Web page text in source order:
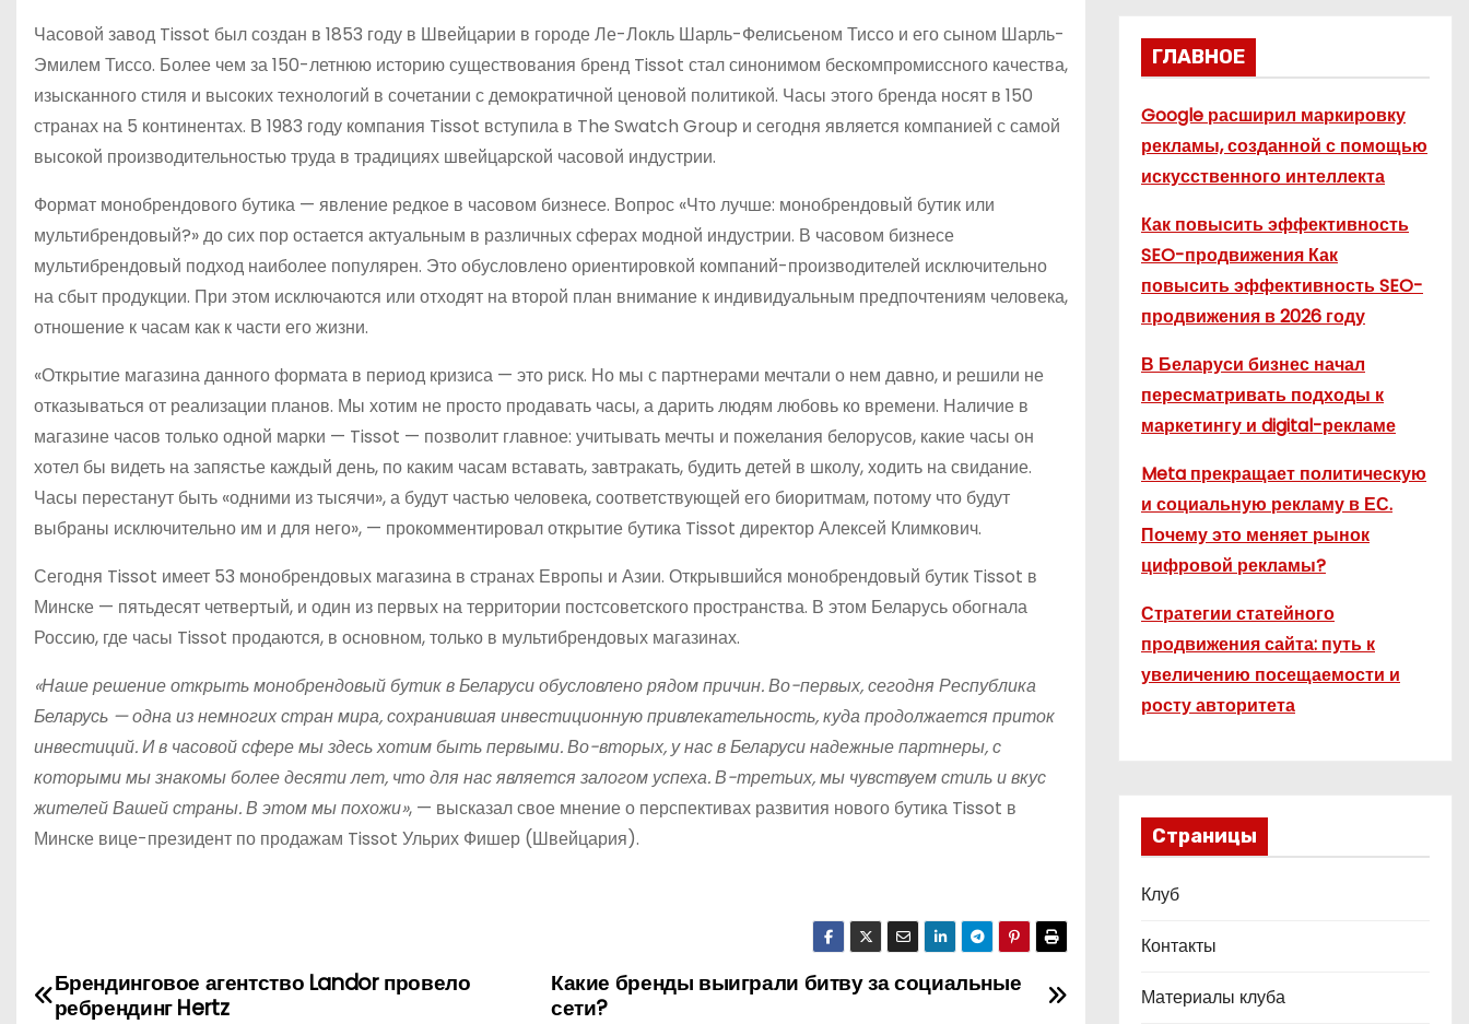
Часовой завод Tissot был создан в 1853 году в Швейцарии в городе Ле-Локль Шарль-Фелисьеном Тиссо и его сыном Шарль-
Эмилем Тиссо. Более чем за 150-летнюю историю существования бренд Tissot стал синонимом бескомпромиссного качества,
изысканного стиля и высоких технологий в сочетании с демократичной ценовой политикой. Часы этого бренда носят в 150
странах на 5 континентах. В 1983 году компания Tissot вступила в The Swatch Group и сегодня является компанией с самой
высокой производительностью труда в традициях швейцарской часовой индустрии.
Формат монобрендового бутика — явление редкое в часовом бизнесе. Вопрос «Что лучше: монобрендовый бутик или
мультибрендовый?» до сих пор остается актуальным в различных сферах модной индустрии. В часовом бизнесе
мультибрендовый подход наиболее популярен. Это обусловлено ориентировкой компаний-производителей исключительно
на сбыт продукции. При этом исключаются или отходят на второй план внимание к индивидуальным предпочтениям человека,
отношение к часам как к части его жизни.
«Открытие магазина данного формата в период кризиса — это риск. Но мы с партнерами мечтали о нем давно, и решили не
отказываться от реализации планов. Мы хотим не просто продавать часы, а дарить людям любовь ко времени. Наличие в
магазине часов только одной марки — Tissot — позволит главное: учитывать мечты и пожелания белорусов, какие часы он
хотел бы видеть на запястье каждый день, по каким часам вставать, завтракать, будить детей в школу, ходить на свидание.
Часы перестанут быть «одними из тысячи», а будут частью человека, соответствующей его биоритмам, потому что будут
выбраны исключительно им и для него», — прокомментировал открытие бутика Tissot директор Алексей Климкович.
Сегодня Tissot имеет 53 монобрендовых магазина в странах Европы и Азии. Открывшийся монобрендовый бутик Tissot в
Минске — пятьдесят четвертый, и один из первых на территории постсоветского пространства. В этом Беларусь обогнала
Россию, где часы Tissot продаются, в основном, только в мультибрендовых магазинах.
«Наше решение открыть монобрендовый бутик в Беларуси обусловлено рядом причин. Во-первых, сегодня Республика
Беларусь — одна из немногих стран мира, сохранившая инвестиционную привлекательность, куда продолжается приток
инвестиций. И в часовой сфере мы здесь хотим быть первыми. Во-вторых, у нас в Беларуси надежные партнеры, с
которыми мы знакомы более десяти лет, что для нас является залогом успеха. В-третьих, мы чувствуем стиль и вкус
жителей Вашей страны. В этом мы похожи», — высказал свое мнение о перспективах развития нового бутика Tissot в
Минске вице-президент по продажам Tissot Ульрих Фишер (Швейцария).
Н
Какие бренды выиграли битву за социальные
сети?
Брендинговое агентство Landor провело
ребрендинг Hertz
ГЛАВНОЕ
Google расширил маркировку
рекламы, созданной с помощью
искусственного интеллекта
Как повысить эффективность
SEO-продвижения Как
повысить эффективность SEO-
продвижения в 2026 году
В Беларуси бизнес начал
пересматривать подходы к
маркетингу и digital-рекламе
Meta прекращает политическую
и социальную рекламу в ЕС.
Почему это меняет рынок
цифровой рекламы?
Стратегии статейного
продвижения сайта: путь к
увеличению посещаемости и
росту авторитета
Страницы
Клуб
Контакты
Материалы клуба